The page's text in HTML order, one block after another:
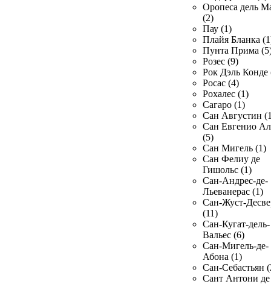
Оропеса дель
(2)
Пау (1)
Плайя Бланка
Пунта Прима
Розес (9)
Рок Дэль Конде
Росас (4)
Рохалес (1)
Сагаро (1)
Сан Августин
Сан Евгенио
(5)
Сан Мигель (1)
Сан Фелиу де
Гишольс (1)
Сан-Андрес-де-
Льеванерас (1)
Сан-Жуст-
(11)
Сан-Кугат-дель-
Вальес (6)
Сан-Мигель-де-
Абона (1)
Сан-Себастьян
Сант Антони де